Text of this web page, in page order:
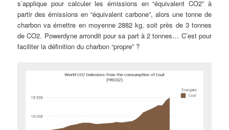
s’applique pour calculer les émissions en “équivalent CO2” à
partir des émissions en “équivalent carbone”, alors une tonne de
charbon va émettre en moyenne 2882 kg, soit près de 3 tonnes
de CO2. Powerdyne arrondit pour sa part à 2 tonnes… C’est pour
faciliter la définition du charbon “propre” ?